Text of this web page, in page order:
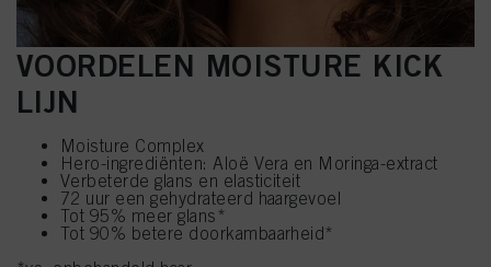
VOORDELEN MOISTURE KICK
LIJN
Moisture Complex
Hero-ingrediënten: Aloë Vera en Moringa-extract
Verbeterde glans en elasticiteit
72 uur een gehydrateerd haargevoel
Tot 95% meer glans*
Tot 90% betere doorkambaarheid*